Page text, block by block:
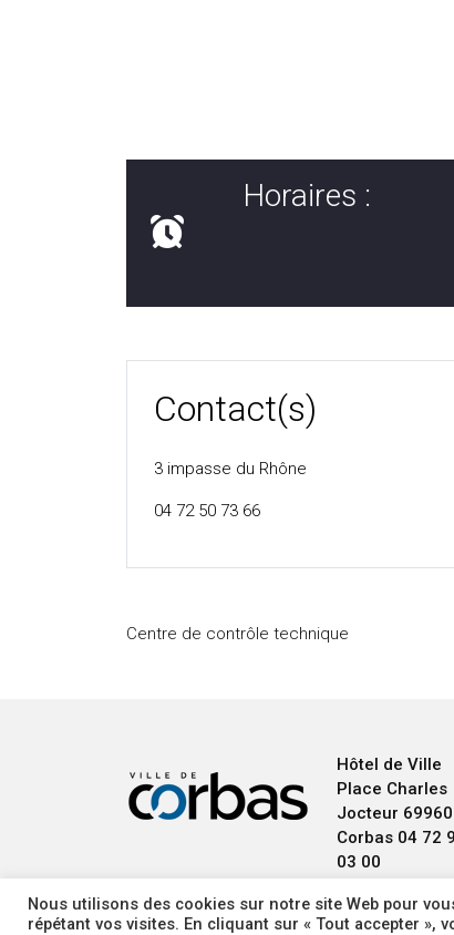
Horaires :
Contact(s)
3 impasse du Rhône
04 72 50 73 66
Centre de contrôle technique
Hôtel de Ville
Place Charles
Jocteur 69960
Corbas 04 72
03 00
Nous utilisons des cookies sur notre site Web pour
répétant vos visites. En cliquant sur « Tout accepter »,